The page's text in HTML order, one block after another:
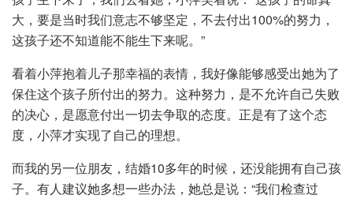
大，要是当时我们意志不够坚定，不去付出100%的努力，
这孩子还不知道能不能生下来呢。”
看着小萍抱着儿子那幸福的表情，我好像能够感受出她为了
保住这个孩子所付出的努力。这种努力，是不允许自己失败
的决心，是愿意付出一切去争取的态度。正是有了这个态
度，小萍才实现了自己的理想。
而我的另一位朋友，结婚10多年的时候，还没能拥有自己孩
子。有人建议她多想一些办法，她总是说：“我们检查过